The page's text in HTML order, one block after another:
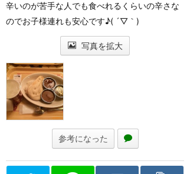
辛いのが苦手な人でも食べれるくらいの辛さな
のでお子様連れも安心です♪( ´▽｀)
写真を拡大
参考になった